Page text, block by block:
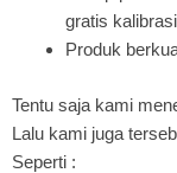
gratis
Produk
Tentu saja kami
Lalu kami juga
Seperti :